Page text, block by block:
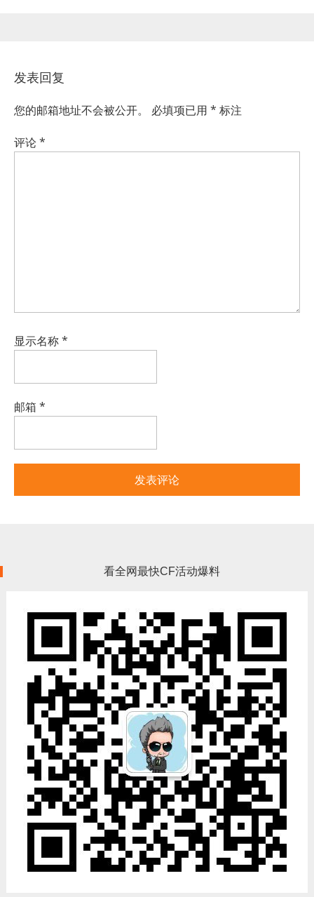
发表回复
您的邮箱地址不会被公开。 必填项已用 * 标注
评论*
显示名称*
邮箱 *
看全网最快CF活动爆料